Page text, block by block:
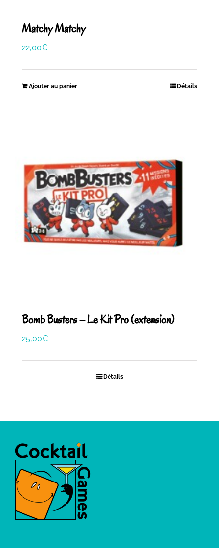
Matchy Matchy
22,00€
Ajouter au panier Détails
Bomb Busters – Le Kit Pro (extension)
25,00€
Détails